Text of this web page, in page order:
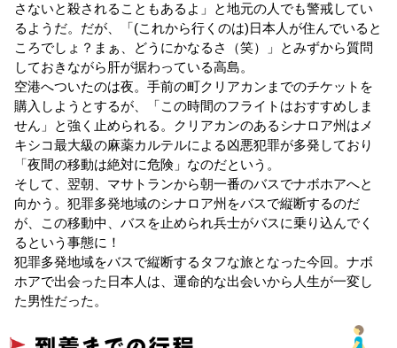
さないと殺されることもあるよ」と地元の人でも警戒してい
るようだ。だが、「(これから行くのは)日本人が住んでいると
ころでしょ？まぁ、どうにかなるさ（笑）」とみずから質問
しておきながら肝が据わっている高島。
空港へついたのは夜。手前の町クリアカンまでのチケットを
購入しようとするが、「この時間のフライトはおすすめしま
せん」と強く止められる。クリアカンのあるシナロア州はメ
キシコ最大級の麻薬カルテルによる凶悪犯罪が多発しており
「夜間の移動は絶対に危険」なのだという。
そして、翌朝、マサトランから朝一番のバスでナボホアへと
向かう。犯罪多発地域のシナロア州をバスで縦断するのだ
が、この移動中、バスを止められ兵士がバスに乗り込んでく
るという事態に！
犯罪多発地域をバスで縦断するタフな旅となった今回。ナボ
ホアで出会った日本人は、運命的な出会いから人生が一変し
た男性だった。